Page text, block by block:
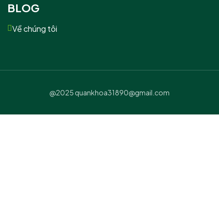
BLOG
Về chúng tôi
@2025 quankhoa31890@gmail.com